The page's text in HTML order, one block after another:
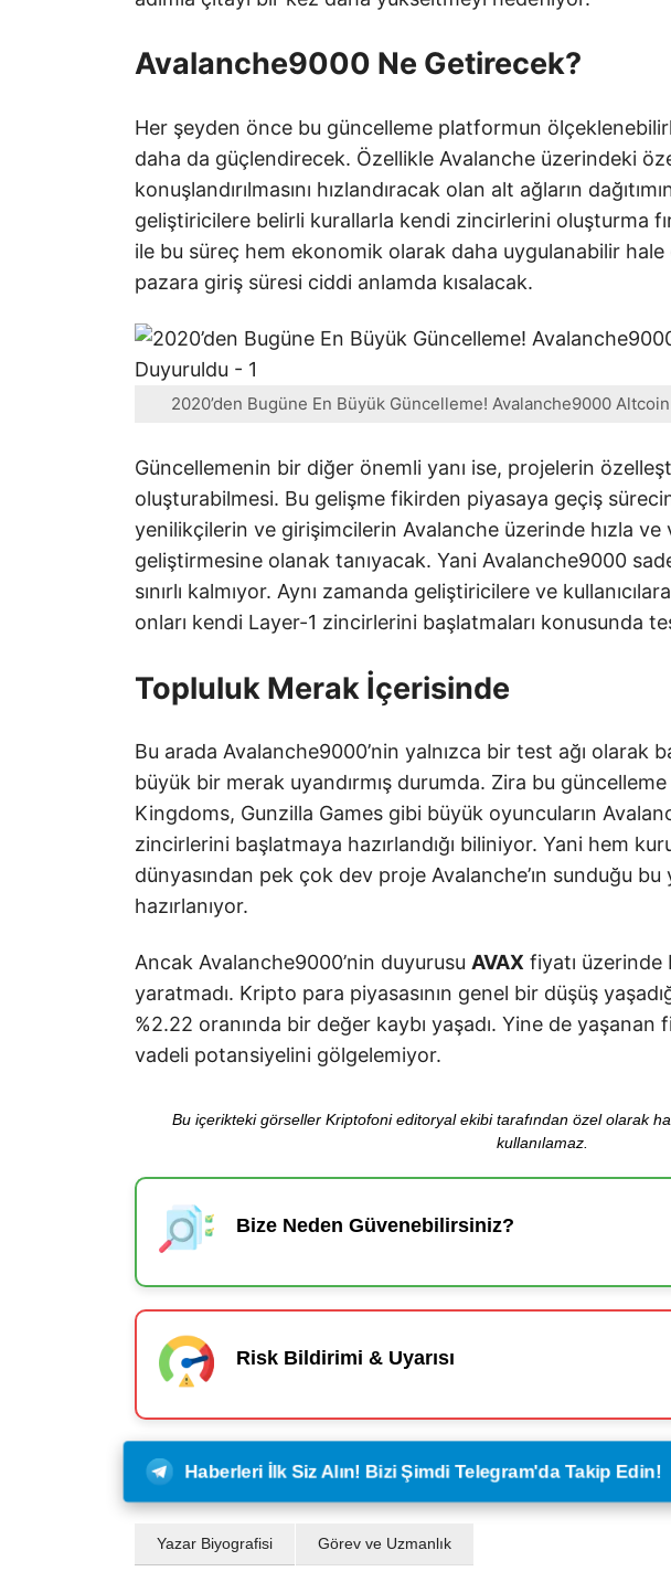
Avalanche9000 Ne Getirecek?
Her şeyden önce bu güncelleme platformun
daha da güçlendirecek. Özellikle Avalanche üzerindeki
konuşlandırılmasını hızlandıracak olan alt ağların
geliştiricilere belirli kurallarla kendi zincirlerini oluşturma
ile bu süreç hem ekonomik olarak daha uygulanabilir
pazara giriş süresi ciddi anlamda kısalacak.
2020’den Bugüne En Büyük Güncelleme! Avalanche9000
Güncellemenin bir diğer önemli yanı ise, projelerin
oluşturabilmesi. Bu gelişme fikirden piyasaya geçiş
yenilikçilerin ve girişimcilerin Avalanche üzerinde hızla
geliştirmesine olanak tanıyacak. Yani Avalanche9000
sınırlı kalmıyor. Aynı zamanda geliştiricilere ve
onları kendi Layer-1 zincirlerini başlatmaları konusunda
Topluluk Merak İçerisinde
Bu arada Avalanche9000’nin yalnızca bir test ağı olarak
büyük bir merak uyandırmış durumda. Zira bu
Kingdoms, Gunzilla Games gibi büyük oyuncuların
zincirlerini başlatmaya hazırlandığı biliniyor. Yani hem
dünyasından pek çok dev proje Avalanche’ın sunduğu
hazırlanıyor.
Ancak Avalanche9000’nin duyurusu AVAX fiyatı
yaratmadı. Kripto para piyasasının genel bir düşüş
%2.22 oranında bir değer kaybı yaşadı. Yine de yaşanan
vadeli potansiyelini gölgelemiyor.
Bu içerikteki görseller Kriptofoni editoryal ekibi tarafından özel olarak
kullanılamaz.
Bize Neden Güvenebilirsiniz?
Risk Bildirimi & Uyarısı
Haberleri İlk Siz Alın! Bizi Şimdi Telegram'da Takip Edin!
Yazar Biyografisi Görev ve Uzmanlık